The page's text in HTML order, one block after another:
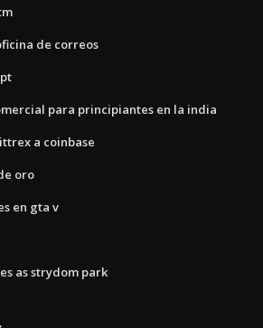
de correos
para principiantes en la india
a coinbase
oro
en gta v
as strydom park